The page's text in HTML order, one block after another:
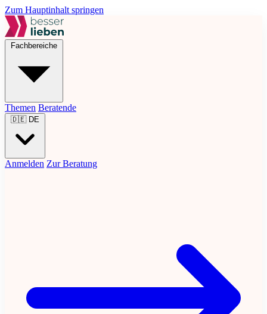
Zum Hauptinhalt springen
Fachbereiche
Themen Beratende
🇩🇪 DE
Anmelden Zur Beratung